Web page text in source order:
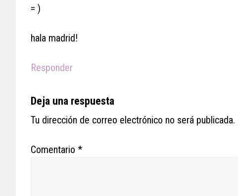
= )
hala madrid!
Responder
Deja una respuesta
Tu dirección de correo electrónico no será publicada.
Comentario *